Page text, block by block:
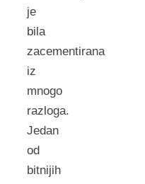
je
bila
zacementirana
iz
mnogo
razloga.
Jedan
od
bitnijih